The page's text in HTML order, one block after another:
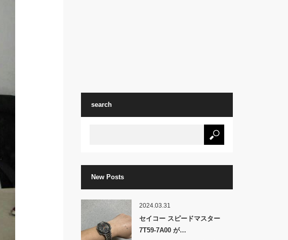
search
New Posts
2024.03.31
セイコー スピードマスター
7T59-7A00 が…